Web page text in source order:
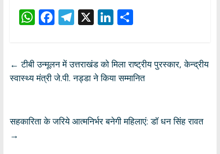
W
s
A
F
b
o
k
T
gr
a
X Li
e
dI
S
e
← टीबी उन्मूलन में उत्तराखंड को मिला राष्ट्रीय पुरस्कार, केन्द्रीय
स्वास्थ्य मंत्री जे.पी. नड्डा ने किया सम्मानित
सहकारिता के जरिये आत्मनिर्भर बनेगी महिलाएं: डॉ धन सिंह रावत
→